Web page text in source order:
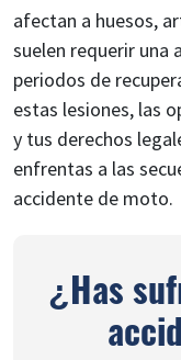
afectan a huesos,
suelen requerir una
periodos de
estas lesiones, las
y tus derechos
enfrentas a las
accidente de moto.
¿Has